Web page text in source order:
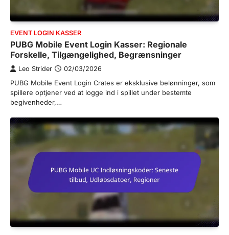
EVENT LOGIN KASSER
PUBG Mobile Event Login Kasser: Regionale
Forskelle, Tilgængelighed, Begrænsninger
Leo Strider 02/03/2026
PUBG Mobile Event Login Crates er eksklusive belønninger, som
spillere optjener ved at logge ind i spillet under bestemte
begivenheder,…